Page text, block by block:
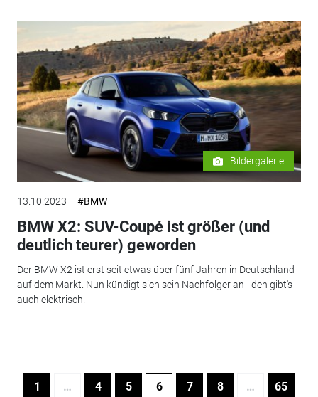
Bildergalerie
13.10.2023 #BMW
BMW X2: SUV-Coupé ist größer (und
deutlich teurer) geworden
Der BMW X2 ist erst seit etwas über fünf Jahren in Deutschland
auf dem Markt. Nun kündigt sich sein Nachfolger an - den gibt's
auch elektrisch.
1 … 4 5 6 7 8 … 65